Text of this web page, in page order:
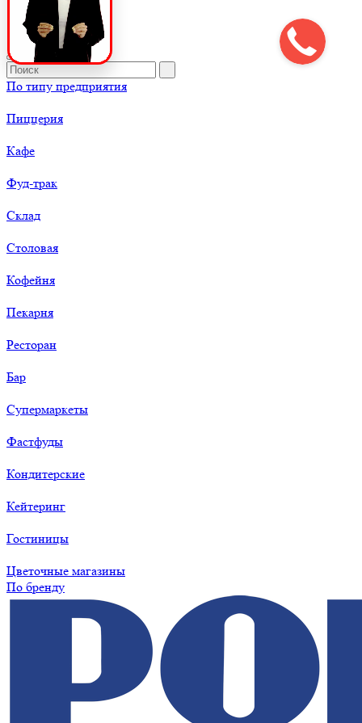
По типу предприятия
Пиццерия
Кафе
Фуд-трак
Склад
Столовая
Кофейня
Пекарня
Ресторан
Бар
Супермаркеты
Фастфуды
Кондитерские
Кейтеринг
Гостиницы
Цветочные магазины
По бренду